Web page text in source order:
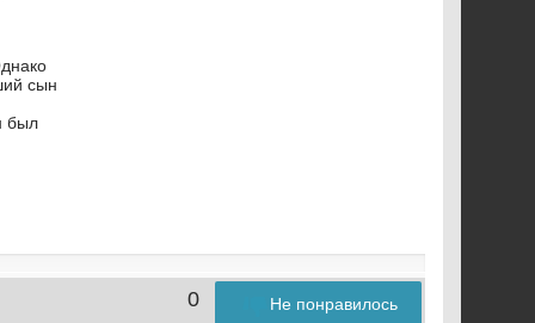
сын
был
0 Не понравилось